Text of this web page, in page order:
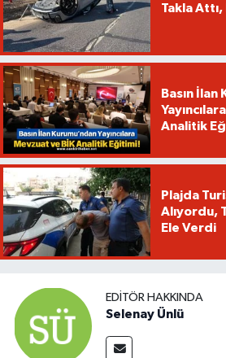
Takla Attı,
Basın İlan
Analitik
Plajda
Alıyordu,
Ele Verdi
EDITÖR HAKKINDA
Selenay Ünlü